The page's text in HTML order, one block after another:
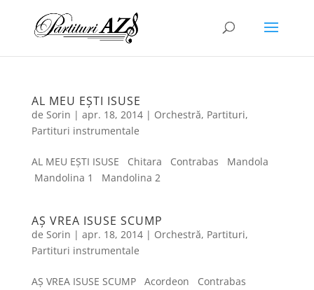
AL MEU EȘTI ISUSE
de Sorin | apr. 18, 2014| Orchestră, Partituri,
Partituri instrumentale
AL MEU EȘTI ISUSE Chitara Contrabas Mandola
Mandolina 1 Mandolina 2
AȘ VREA ISUSE SCUMP
de Sorin | apr. 18, 2014| Orchestră, Partituri,
Partituri instrumentale
AȘ VREA ISUSE SCUMP Acordeon Contrabas